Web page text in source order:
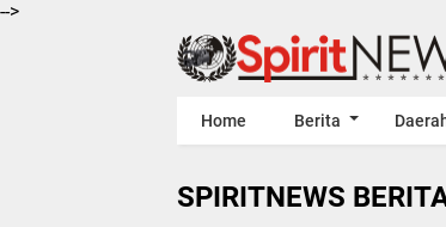
-->
Home Berita
SPIRITNEWS